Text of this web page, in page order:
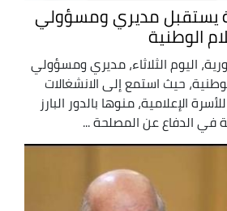
يستقبل مديري ومسؤولي
الوطنية
اليوم الثلاثاء، مديري ومسؤولي
حيث استمع إلى الانشغالات
الإعلامية، منوها بالدور البارز
الدفاع عن المصلحة ...